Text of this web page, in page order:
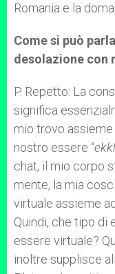
Romania e la
Come si può
desolazione con
P. Repetto: La
significa
mio trovo assieme
nostro essere “
chat, il mio corpo
mente, la mia
virtuale assieme
Quindi, che tipo di
essere virtuale?
inoltre supplisce